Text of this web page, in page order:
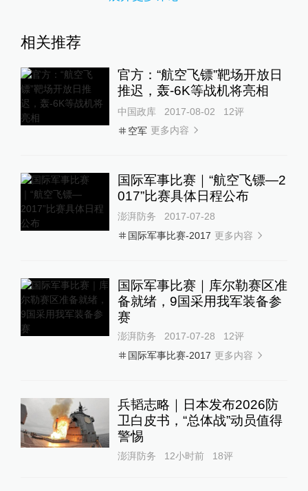
相关推荐
官方：“航空飞镖”靶场开放日
推迟，轰-6K等战机将亮相
中国政库 2017-08-02 12评
空军 更多内容
国际军事比赛｜“航空飞镖—2
017”比赛具体日程公布
澎湃防务
2017-07-28
国际军事比赛-2017 更多内容
国际军事比赛｜库尔勒赛区准
备就绪，9国采用我军装备参
赛
澎湃防务 2017-07-28 12评
国际军事比赛-2017 更多内容
兵韬志略｜日本发布2026防
卫白皮书，“总体战”动员值得
警惕
澎湃防务 12小时前 18评